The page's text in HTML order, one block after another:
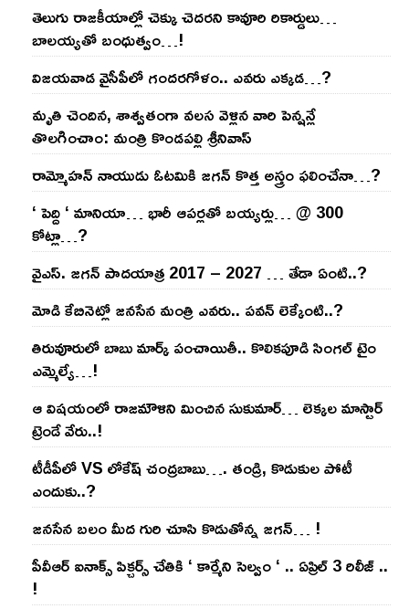
తెలుగు రాజ‌కీయాల్లో చెక్కు చెద‌ర‌ని కావూరి రికార్డులు…
బాల‌య్యతో బంధుత్వం…!
విజ‌య‌వాడ వైసీపీలో గంద‌ర‌గోళం.. ఎవ‌రు ఎక్క‌డ‌…?
మృతి చెందిన, శాశ్వతంగా వలస వెళ్లిన వారి పెన్ష‌న్లే
తొల‌గించాం: మంత్రి కొండపల్లి శ్రీనివాస్
రామ్మోహ‌న్ నాయుడు ఓట‌మికి జ‌గ‌న్ కొత్త అస్త్రం ఫ‌లించేనా…?
‘ పెద్ది ‘ మానియా… భారీ ఆప‌ర్ల‌తో బ‌య్య‌ర్లు… @ 300
కోట్లా…?
వైఎస్‌. జ‌గ‌న్ పాద‌యాత్ర 2017 – 2027 … తేడా ఏంటి..?
మోడి కేబినెట్లో జ‌నసేన మంత్రి ఎవ‌రు.. ప‌వ‌న్ లెక్కేంటి..?
తిరువూరులో బాబు మార్క్ పంచాయితీ.. కొలిక‌పూడి సింగ‌ల్ టైం
ఎమ్మెల్యే…!
ఆ విష‌యంలో రాజ‌మౌళిని మించిన సుకుమార్‌… లెక్క‌ల మాస్టార్
ట్రెండే వేరు..!
టీడీపీలో VS లోకేష్ చంద్ర‌బాబు…. తండ్రి, కొడుకుల పోటీ
ఎందుకు..?
జ‌న‌సేన బ‌లం మీద గురి చూసి కొడుతోన్న జ‌గ‌న్‌… !
పీవీఆర్ ఐనాక్స్ పిక్చర్స్ చేతికి ‘ కార్మేని సెల్వం ‘ .. ఏప్రిల్ 3 రిలీజ్ ..
!